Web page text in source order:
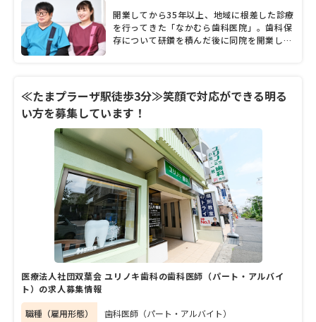
開業してから35年以上、地域に根差した診療
を行ってきた「なかむら歯科医院」。歯科保
存について研鑽を積んだ後に同院を開業した
各自の専門性を生かしながら、トータルな歯
科治療の提供に努めている。歯科衛生士やス
タッフたちもそれぞれ治療をサポートし、温
かく患者を迎えている。今回は研究熱心な中
村院長と、優しく患者思いの中屋先生に、自
身の診療ポリシーなどさまざまな話を聞い
た。
≪たまプラーザ駅徒歩3分≫笑顔で対応ができる明る
い方を募集しています！
医療法人社団双葉会 ユリノキ歯科の歯科医師（パート・アルバイ
ト）の求人募集情報
職種（雇用形態）
歯科医師（パート・アルバイト）